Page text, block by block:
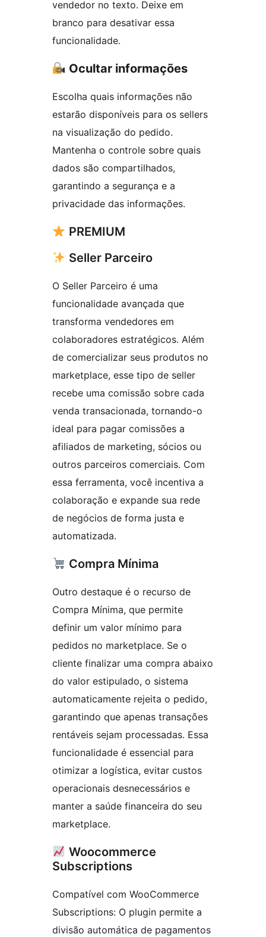
vendedor no texto. Deixe em
branco para desativar essa
funcionalidade.
Ocultar informações
Escolha quais informações não
estarão disponíveis para os sellers
na visualização do pedido.
Mantenha o controle sobre quais
dados são compartilhados,
garantindo a segurança e a
privacidade das informações.
PREMIUM
Seller Parceiro
O Seller Parceiro é uma
funcionalidade avançada que
transforma vendedores em
colaboradores estratégicos. Além
de comercializar seus produtos no
marketplace, esse tipo de seller
recebe uma comissão sobre cada
venda transacionada, tornando-o
ideal para pagar comissões a
afiliados de marketing, sócios ou
outros parceiros comerciais. Com
essa ferramenta, você incentiva a
colaboração e expande sua rede
de negócios de forma justa e
automatizada.
Compra Mínima
Outro destaque é o recurso de
Compra Mínima, que permite
definir um valor mínimo para
pedidos no marketplace. Se o
cliente finalizar uma compra abaixo
do valor estipulado, o sistema
automaticamente rejeita o pedido,
garantindo que apenas transações
rentáveis sejam processadas. Essa
funcionalidade é essencial para
otimizar a logística, evitar custos
operacionais desnecessários e
manter a saúde financeira do seu
marketplace.
Subscriptions
Compatível com WooCommerce
Subscriptions: O plugin permite a
divisão automática de pagamentos